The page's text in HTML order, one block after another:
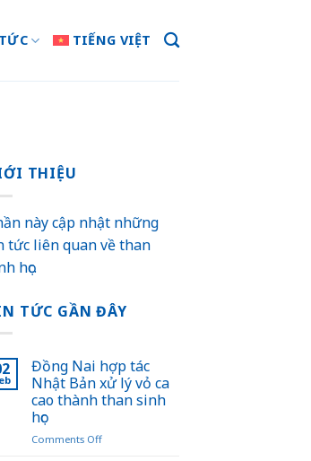
TIẾNG VIỆT
THIỆU
này cập nhật những
tức liên quan về than
học.
TỨC GẦN ĐÂY
Đồng Nai hợp tác
Nhật Bản xử lý vỏ ca
cao thành than sinh
học
Comments Offon